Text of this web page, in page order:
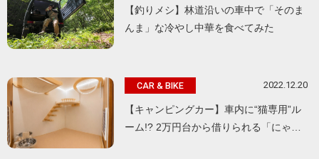
【釣りメシ】林道沿いの車中で「そのま
んま」な冷やし中華を食べてみた
CAR & BIKE 2022.12.20
【キャンピングカー】車内に“猫専用”ル
ーム!? 2万円台から借りられる「にゃ…